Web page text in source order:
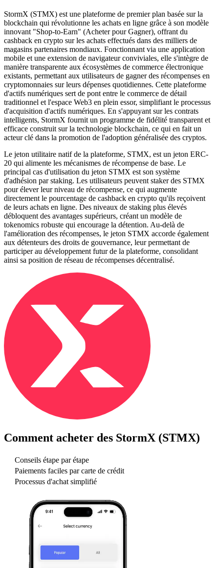
StormX (STMX) est une plateforme de premier plan basée sur la
blockchain qui révolutionne les achats en ligne grâce à son modèle
innovant "Shop-to-Earn" (Acheter pour Gagner), offrant du
cashback en crypto sur les achats effectués dans des milliers de
magasins partenaires mondiaux. Fonctionnant via une application
mobile et une extension de navigateur conviviales, elle s'intègre de
manière transparente aux écosystèmes de commerce électronique
existants, permettant aux utilisateurs de gagner des récompenses en
cryptomonnaies sur leurs dépenses quotidiennes. Cette plateforme
d'actifs numériques sert de pont entre le commerce de détail
traditionnel et l'espace Web3 en plein essor, simplifiant le processus
d'acquisition d'actifs numériques. En s'appuyant sur les contrats
intelligents, StormX fournit un programme de fidélité transparent et
efficace construit sur la technologie blockchain, ce qui en fait un
acteur clé dans la promotion de l'adoption généralisée des cryptos.
Le jeton utilitaire natif de la plateforme, STMX, est un jeton ERC-
20 qui alimente les mécanismes de récompense de base. Le
principal cas d'utilisation du jeton STMX est son système
d'adhésion par staking. Les utilisateurs peuvent staker des STMX
pour élever leur niveau de récompense, ce qui augmente
directement le pourcentage de cashback en crypto qu'ils reçoivent
de leurs achats en ligne. Des niveaux de staking plus élevés
débloquent des avantages supérieurs, créant un modèle de
tokenomics robuste qui encourage la détention. Au-delà de
l'amélioration des récompenses, le jeton STMX accorde également
aux détenteurs des droits de gouvernance, leur permettant de
participer au développement futur de la plateforme, consolidant
ainsi sa position de réseau de récompenses décentralisé.
Comment acheter des StormX (STMX)
Conseils étape par étape
Paiements faciles par carte de crédit
Processus d'achat simplifié